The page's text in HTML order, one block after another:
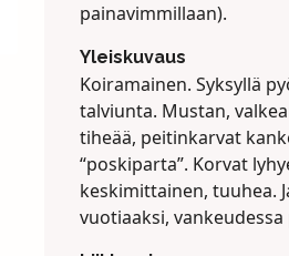
painavimmillaan).
Yleiskuvaus
Koiramainen. Syksyllä
talviunta. Mustan,
tiheää, peitinkarvat
“poskiparta”. Korvat
keskimittainen, tuuhea.
vuotiaaksi,